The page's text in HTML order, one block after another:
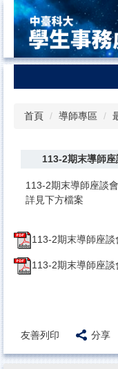
到
主
要
內
課外活動及服務學習
生活輔導組
諮商輔導中心
體育室
學務處法規
首頁 導師專區
113-2期末導師
113-2期末導師座談
詳見下方檔案
113-2期末導師座
113-2期末導師座
友善列印 分享